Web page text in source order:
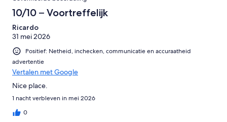
10/10 – Voortreffelijk
Ricardo
31 mei 2026
Positief: Netheid, inchecken, communicatie en accuraatheid
advertentie
Vertalen met Google
Nice place.
1 nacht verbleven in mei 2026
0